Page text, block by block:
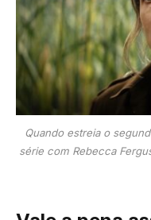
Quando estreia o
série com Rebecca